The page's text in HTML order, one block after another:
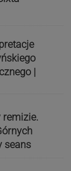
|
remizie.
seans